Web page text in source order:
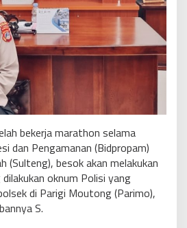
bekerja marathon selama
dan Pengamanan (Bidpropam)
(Sulteng), besok akan melakukan
oknum Polisi yang
di Parigi Moutong (Parimo),
S.